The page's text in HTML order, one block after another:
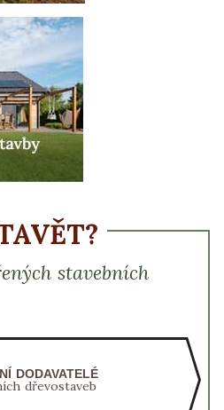
stavebních
DODAVATELÉ
dřevostaveb